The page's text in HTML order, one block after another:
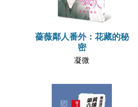
薔薇鄰人番外：花藏的秘
密
凝微